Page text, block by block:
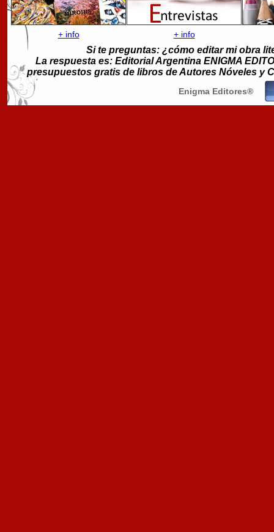
+ info + info
Si te preguntas: ¿cómo editar mi obra
La respuesta es: Editorial Argentina ENIGMA
presupuestos gratis de libros de Autores Nóveles y
Enigma Editores®